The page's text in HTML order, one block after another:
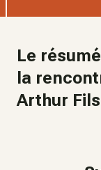
Le
la
Arthur